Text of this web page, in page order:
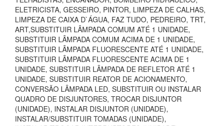
ELETRICISTA, GESSEIRO, PINTOR, LIMPEZA DE CALHAS,
LIMPEZA DE CAIXA D`ÁGUA, FAZ TUDO, PEDREIRO, TRT,
ART,SUBSTITUIR LÂMPADA COMUM ATÉ 1 UNIDADE,
SUBSTITUIR LÂMPADA COMUM ACIMA DE 1 UNIDADE,
SUBSTITUIR LÂMPADA FLUORESCENTE ATÉ 1 UNIDADE,
SUBSTITUIR LÂMPADA FLUORESCENTE ACIMA DE 1
UNIDADE, SUBSTITUIR LÂMPADA DE REFLETOR ATÉ 1
UNIDADE, SUBSTITUIR REATOR DE ACIONAMENTO,
CONVERSÃO LÂMPADA LED, SUBSTITUIR OU INSTALAR
QUADRO DE DISJUNTORES, TROCAR DISJUNTOR
(UNIDADE), INSTALAR DISJUNTOR (UNIDADE),
INSTALAR/SUBSTITUIR TOMADAS (UNIDADE),